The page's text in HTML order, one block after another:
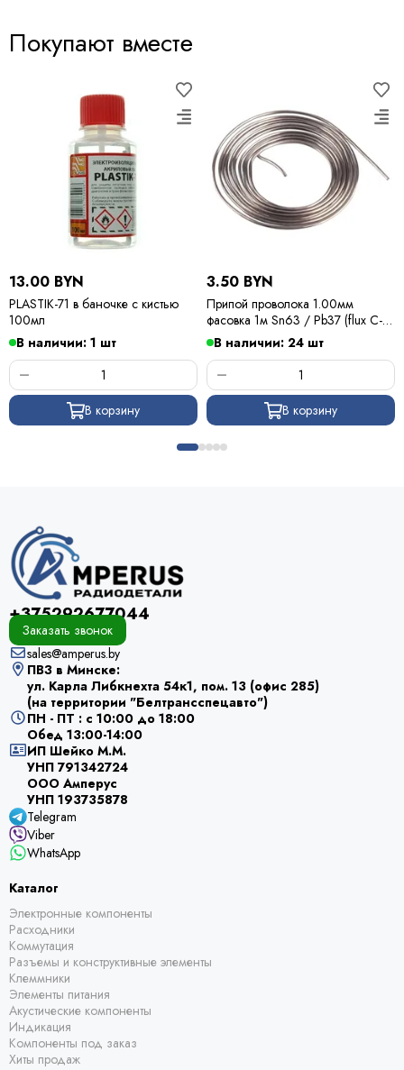
Покупают вместе
13.00 BYN
PLASTIK-71 в баночке с кистью
100мл
В наличии: 1 шт
В корзину
3.50 BYN
Припой проволока 1.00мм
фасовка 1м Sn63 / Pb37 (flux C-6)
ПОС 63 / Kewei
В наличии: 24 шт
В корзину
+375292677044
Заказать звонок
sales@amperus.by
ПВЗ в Минске:
ул. Карла Либкнехта 54к1, пом. 13 (офис 285)
(на территории "Белтрансспецавто")
ПН - ПТ : с 10:00 до 18:00
Обед 13:00-14:00
ИП Шейко М.М.
УНП 791342724
ООО Амперус
УНП 193735878
Telegram
Viber
WhatsApp
Каталог
Электронные компоненты
Расходники
Коммутация
Разъемы и конструктивные элементы
Клеммники
Элементы питания
Акустические компоненты
Индикация
Компоненты под заказ
Хиты продаж